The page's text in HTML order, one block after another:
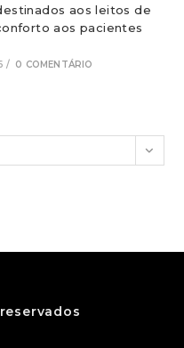
aos leitos de
aos pacientes
/ 0 COMENTÁRIO